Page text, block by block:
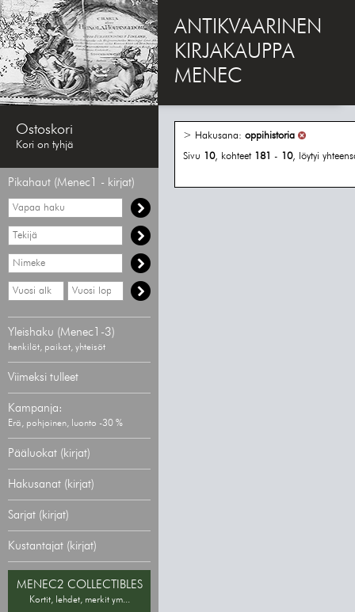
ANTIKVAARINEN
KIRJAKAUPPA
MENEC
Ostoskori
Kori on tyhjä
Pikahaut (Menec1 - kirjat)
Vapaa
haku
Hae
tekijää
Hae
nimekettä
Hae
vähimmäisvuosi
Hae
enimmäisvuosi
Yleishaku (Menec1-3)
henkilöt, paikat, yhteisöt
Viimeksi tulleet
Kampanja:
Erä, pohjoinen, luonto -30 %
Pääluokat (kirjat)
Hakusanat (kirjat)
Sarjat (kirjat)
Kustantajat (kirjat)
MENEC2 COLLECTIBLES
Kortit, lehdet, merkit ym...
> Hakusana: oppihistoria
Sivu 10, kohteet 181 - 10, löytyi